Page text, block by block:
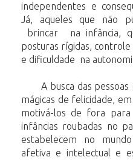
independentes e
Já, aqueles que não
brincar na infância,
posturas rígidas,
e dificuldade na
A busca das
mágicas de felicidade,
motivá-los de fora
infâncias roubadas no
estabelecem no
afetiva e intelectual e